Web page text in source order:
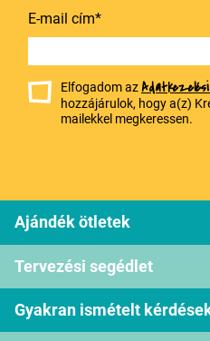
E-mail cím*
Elfogadom az
hozzájárulok, hogy a(z)
mailekkel megkeressen.
Ajándék ötletek
Tervezési segédlet
Gyakran ismételt